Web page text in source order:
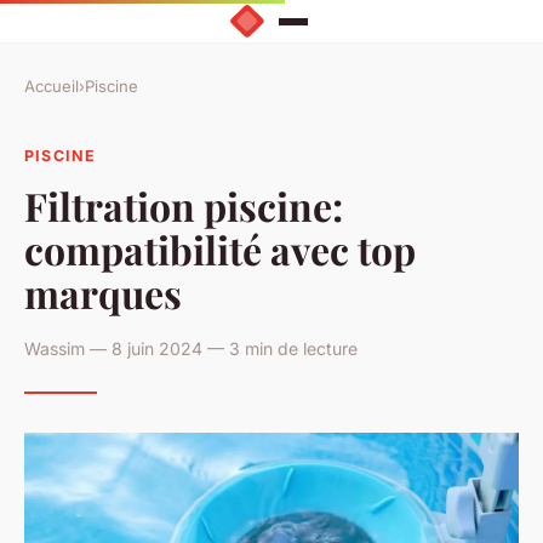
Accueil›Piscine
PISCINE
Filtration piscine:
compatibilité avec top
marques
Wassim — 8 juin 2024 — 3 min de lecture